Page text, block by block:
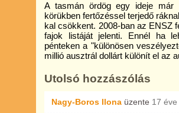
A tasmán ördög egy ideje már
körükben fertőzéssel terjedő
kal csökkent. 2008-ban az ENSZ
fajok listáját jelenti. Ennél ha
pénteken a "különösen
millió ausztrál dollárt különít el az
Utolsó hozzászólás
Nagy-Boros Ilona üzente 17 éve